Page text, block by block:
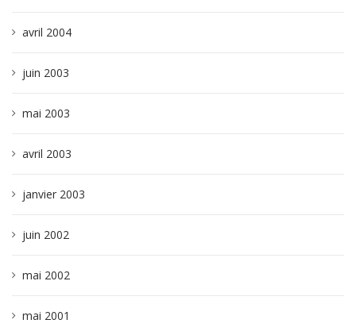
avril 2004
juin 2003
mai 2003
avril 2003
janvier 2003
juin 2002
mai 2002
mai 2001